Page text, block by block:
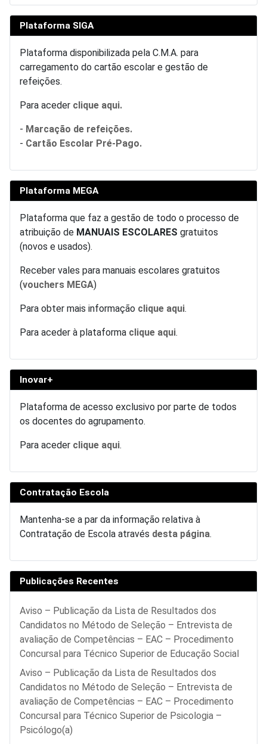
Plataforma SIGA
Plataforma disponibilizada pela C.M.A. para
carregamento do cartão escolar e gestão de
refeições.
Para aceder clique aqui.
- Marcação de refeições.
- Cartão Escolar Pré-Pago.
Plataforma MEGA
Plataforma que faz a gestão de todo o processo de
atribuição de MANUAIS ESCOLARES gratuitos
(novos e usados).
Receber vales para manuais escolares gratuitos
(vouchers MEGA)
Para obter mais informação clique aqui.
Para aceder à plataforma clique aqui.
Inovar+
Plataforma de acesso exclusivo por parte de todos
os docentes do agrupamento.
Para aceder clique aqui.
Contratação Escola
Mantenha-se a par da informação relativa à
Contratação de Escola através desta página.
Publicações Recentes
Aviso – Publicação da Lista de Resultados dos
Candidatos no Método de Seleção – Entrevista de
avaliação de Competências – EAC – Procedimento
Concursal para Técnico Superior de Educação Social
Aviso – Publicação da Lista de Resultados dos
Candidatos no Método de Seleção – Entrevista de
avaliação de Competências – EAC – Procedimento
Concursal para Técnico Superior de Psicologia –
Psicólogo(a)